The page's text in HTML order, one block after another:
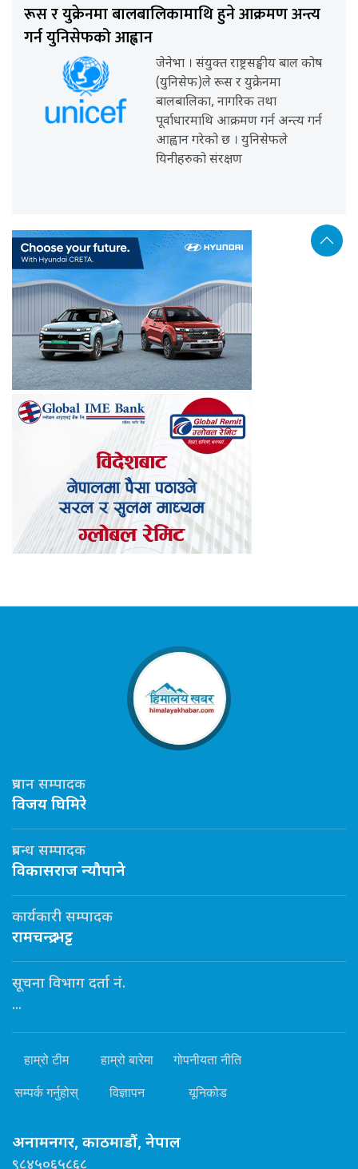
रूस र युक्रेनमा बालबालिकामाथि हुने आक्रमण अन्त्य
गर्न युनिसेफको आह्वान
जेनेभा । संयुक्त राष्ट्रसङ्घीय बाल कोष
(युनिसेफ)ले रूस र युक्रेनमा
बालबालिका, नागरिक तथा
पूर्वाधारमाथि आक्रमण गर्न अन्त्य गर्न
आह्वान गरेको छ । युनिसेफले
यिनीहरुको संरक्षण
प्रधान सम्पादक
विजय घिमिरे
प्रबन्ध सम्पादक
विकासराज न्यौपाने
कार्यकारी सम्पादक
रामचन्द्र भट्ट
सूचना विभाग दर्ता नं.
...
हाम्रो टीम हाम्रो बारेमा गोपनीयता नीति
सम्पर्क गर्नुहोस् विज्ञापन यूनिकोड
अनामनगर, काठमाडौं, नेपाल